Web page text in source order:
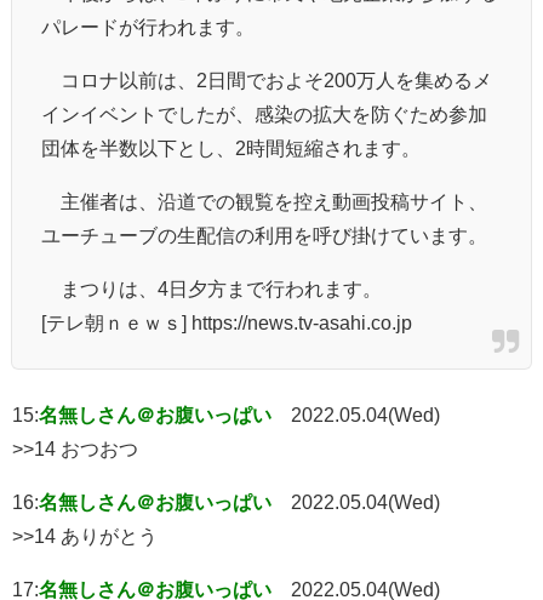
パレードが行われます。
コロナ以前は、2日間でおよそ200万人を集めるメ
インイベントでしたが、感染の拡大を防ぐため参加
団体を半数以下とし、2時間短縮されます。
主催者は、沿道での観覧を控え動画投稿サイト、
ユーチューブの生配信の利用を呼び掛けています。
まつりは、4日夕方まで行われます。
[テレ朝ｎｅｗｓ] https://news.tv-asahi.co.jp
15:名無しさん＠お腹いっぱい
2022.05.04(Wed)
>>14 おつおつ
16:名無しさん＠お腹いっぱい
2022.05.04(Wed)
>>14 ありがとう
17:名無しさん＠お腹いっぱい
2022.05.04(Wed)